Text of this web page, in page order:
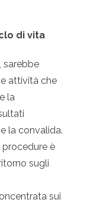
di vita
sarebbe
attività che
la
la convalida.
procedure è
sugli
sui